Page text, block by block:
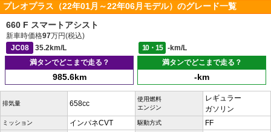
プレオプラス（22年01月～22年06月モデル）のグレード一覧
660 F スマートアシスト
新車時価格97万円(税込)
JC08
35.2km/L 10・15
-km/L
満タンでどこまで走る？
985.6km
満タンでどこまで走る？
-km
排気量 658cc
使用燃料
エンジン
レギュラー
ガソリン
ミッション インパネCVT 駆動方式 FF